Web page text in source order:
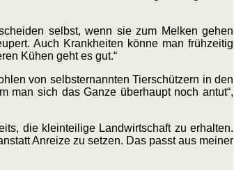
selbst, wenn sie zum Melken gehen
Auch Krankheiten könne man frühzeitig
Kühen geht es gut.“
von selbsternannten Tierschützern in den
man sich das Ganze überhaupt noch antut“,
die kleinteilige Landwirtschaft zu erhalten.
Anreize zu setzen. Das passt aus meiner